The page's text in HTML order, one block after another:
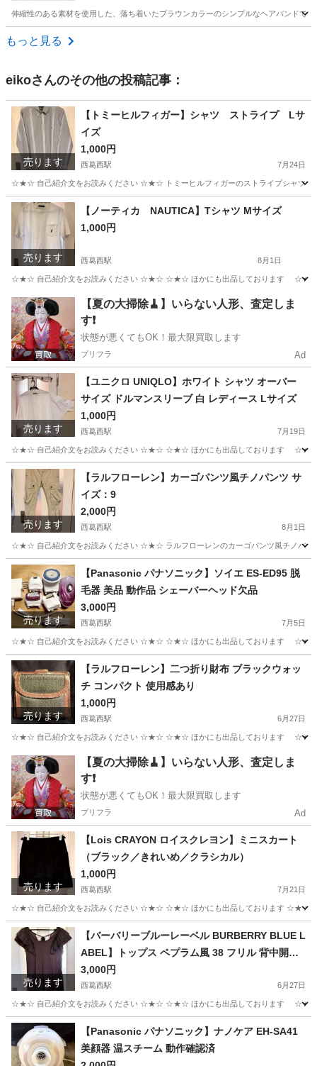
伸縮性のある素材を使用した、落ち着いたブラウンカラーのシンプルなヘアバンドで
東京 豊島区
もっと見る
eikoさんのその他の投稿記事：
売ります
【トミーヒルフィガー】シャツ ストライプ Lサ
イズ
1,000円
西葛西駅 7月24日
☆★☆ 自己紹介文をお読みください ☆★☆ トミーヒルフィガーのストライプシャツで
東京 江戸川区 西葛西駅 トミーヒルフィガー
売ります
【ノーティカ NAUTICA】Tシャツ Mサイズ
1,000円
西葛西駅 8月1日
☆★☆ 自己紹介文をお読みください ☆★☆ ☆★☆ ほかにも出品しております ☆★☆
東京 江戸川区 西葛西駅 Tシャツ 自己紹介
【夏の大掃除🧹】いらない人形、査定しま
す❗️
状態が悪くてもOK！最大限買取します
プリフラ Ad
売ります
【ユニクロ UNIQLO】ホワイト シャツ オーバー
サイズ ドルマンスリーブ 白 レディース Lサイズ
1,000円
西葛西駅 7月19日
☆★☆ 自己紹介文をお読みください ☆★☆ ☆★☆ ほかにも出品しております ☆★☆ ユニ
東京 江戸川区 西葛西駅 シャツ ジーユー
売ります
【ラルフローレン】カーゴパンツ風チノパンツ サ
イズ：9
2,000円
西葛西駅 8月1日
☆★☆ 自己紹介文をお読みください ☆★☆ ラルフローレンのカーゴパンツ風チノパン
東京 江戸川区 パンツ カーゴパンツ
売ります
【Panasonic パナソニック】ソイエ ES-ED95 脱
毛器 美品 動作品 シェーバーヘッド欠品
3,000円
西葛西駅 7月5日
☆★☆ 自己紹介文をお読みください ☆★☆ ☆★☆ ほかにも出品しております ☆★☆
東京 江戸川区 西葛西駅 スキンケア シェーバー
売ります
【ラルフローレン】二つ折り財布 ブラックウォッ
チ コンパクト 使用感あり
1,000円
西葛西駅 6月27日
☆★☆ 自己紹介文をお読みください ☆★☆ ☆★☆ ほかにも出品しております ☆★☆ ラル
東京 江戸川区 西葛西駅 その他 ラルフローレン
【夏の大掃除🧹】いらない人形、査定しま
す❗️
状態が悪くてもOK！最大限買取します
プリフラ Ad
売ります
【Lois CRAYON ロイスクレヨン】ミニスカート
（ブラック／きれいめ／クラシカル）
1,000円
西葛西駅 7月21日
☆★☆ 自己紹介文をお読みください ☆★☆ ☆★☆ ほかにも出品しております ☆★☆ ロイ
東京 江戸川区 西葛西駅 スカート ミニスカート
売ります
【バーバリーブルーレーベル BURBERRY BLUE L
ABEL】トップス ペプラム風 38 フリル 背中開き
ブラウン 半袖
3,000円
西葛西駅 6月27日
☆★☆ 自己紹介文をお読みください ☆★☆ ☆★☆ ほかにも出品しております ☆★☆ ブ
東京 江戸川区 カットソー ブルー
【Panasonic パナソニック】ナノケア EH-SA41
美顔器 温スチーム 動作確認済